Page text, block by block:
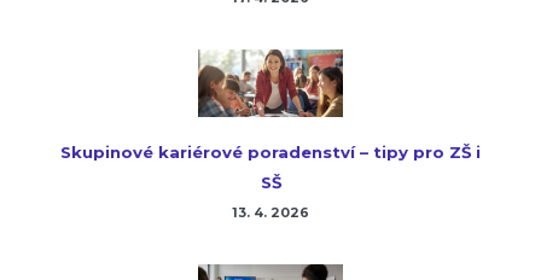
Skupinové kariérové poradenství – tipy pro ZŠ i
SŠ
13. 4. 2026